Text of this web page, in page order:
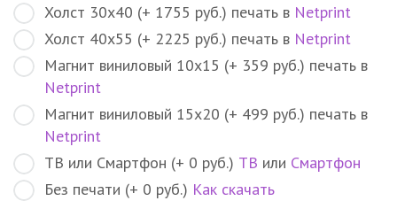
Холст 30х40 (+ 1755 руб.) печать в Netprint
Холст 40х55 (+ 2225 руб.) печать в Netprint
Магнит виниловый 10х15 (+ 359 руб.) печать в
Netprint
Магнит виниловый 15х20 (+ 499 руб.) печать в
Netprint
ТВ или Смартфон (+ 0 руб.) ТВ или Смартфон
Без печати (+ 0 руб.) Как скачать